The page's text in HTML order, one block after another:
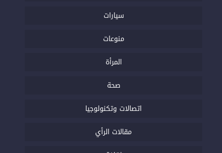
سيارات
منوعات
المرأة
صحة
اتصالات وتكنولوجيا
مقالات الرأي